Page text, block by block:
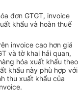
đơn GTGT, invoice
khẩu và hoàn thuế
invoice cao hơn giá
và tờ khai hải quan,
hóa xuất khẩu theo
khẩu này phù hợp với
thu xuất khẩu của